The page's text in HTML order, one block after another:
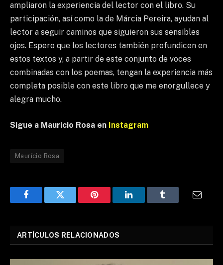
ampliaron la experiencia del lector con el libro. Su
participación, así como la de Márcia Pereira, ayudan al
lector a seguir caminos que siguieron sus sensibles
ojos. Espero que los lectores también profundicen en
estos textos y, a partir de este conjunto de voces
combinadas con los poemas, tengan la experiencia más
completa posible con este libro que me enorgullece y
alegra mucho.
Sigue a Mauricio Rosa en Instagram
Maurício Rosa
FacebookTwitter Pinterest LinkedInTumblr Email
ARTÍCULOS RELACIONADOS